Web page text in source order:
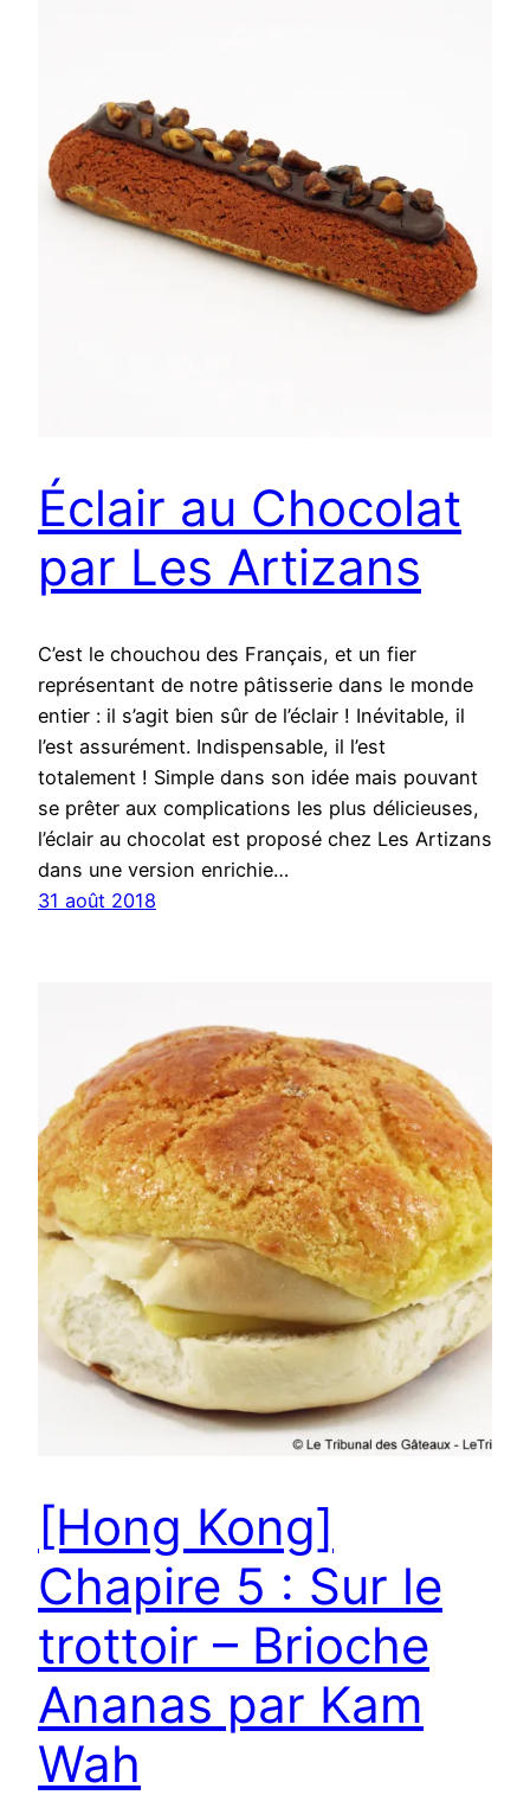
Éclair au Chocolat
par Les Artizans
C’est le chouchou des Français, et un fier
représentant de notre pâtisserie dans le monde
entier : il s’agit bien sûr de l’éclair ! Inévitable, il
l’est assurément. Indispensable, il l’est
totalement ! Simple dans son idée mais pouvant
se prêter aux complications les plus délicieuses,
l’éclair au chocolat est proposé chez Les Artizans
dans une version enrichie…
31 août 2018
[Hong Kong]
Chapire 5 : Sur le
trottoir – Brioche
Ananas par Kam
Wah